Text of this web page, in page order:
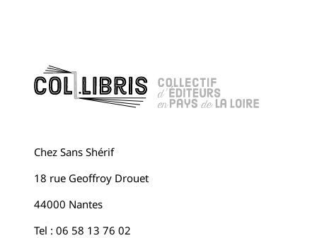
Chez Sans Shérif
18 rue Geoffroy Drouet
44000 Nantes
Tel : 06 58 13 76 02